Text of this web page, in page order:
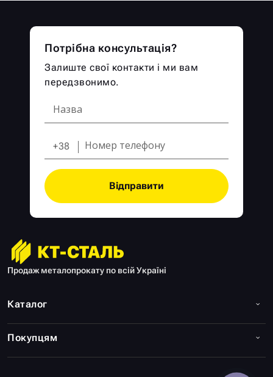
Продаж металопрокату по всій Україні
Каталог
Покупцям
Потрібна консультація?
Залиште свої контакти і ми вам
передзвонимо.
+38
Відправити